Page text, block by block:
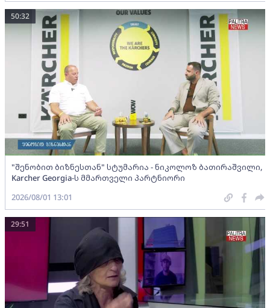
"შენობით ბიზნესთან" სტუმარია - ნიკოლოზ ბათირაშვილი,
Karcher Georgia-ს მმართველი პარტნიორი
50:32
2026/08/01 13:01
29:51